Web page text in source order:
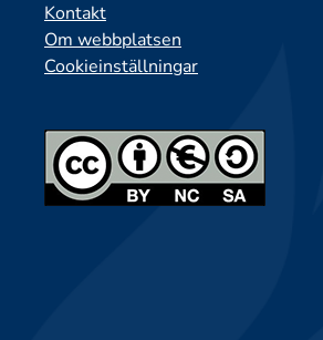
Kontakt
Om webbplatsen
Cookieinställningar